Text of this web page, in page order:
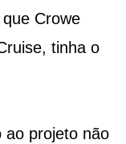
Crowe
tinha o
ao projeto não